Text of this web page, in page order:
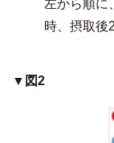
左から順に
時、摂取後
▼図2